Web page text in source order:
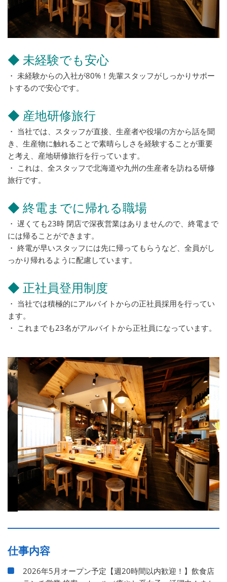
◆ 未経験でも安心
・ 未経験からの入社が80%！先輩スタッフがしっかりサポー
トするので安心です。
◆ 産地研修旅行
・ 当社では、スタッフが直接、生産者や役場の方から話を聞
き、生産物に触れることで素晴らしさを経験することが重要
と考え、産地研修旅行を行っています。
・ これは、全スタッフで北海道や九州の生産者を訪ねる研修
旅行です。
◆ 終電までに帰れる職場
・ 遅くても23時 閉店で深夜営業はありませんので、終電まで
には帰ることができます。
・ 終電が早いスタッフには先に帰ってもらうなど、全員がし
っかり帰れるように配慮しています。
◆ 正社員登用制度
・ 当社では積極的にアルバイトからの正社員採用を行ってい
ます。
・ これまでも23名がアルバイトから正社員になっています。
仕事内容
2026年5月オープン予定【週20時間以内歓迎！】飲食店